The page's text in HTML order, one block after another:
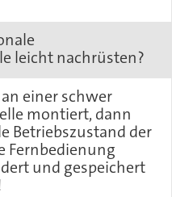
leicht nachrüsten?
einer schwer
montiert, dann
Betriebszustand der
Fernbedienung
und gespeichert